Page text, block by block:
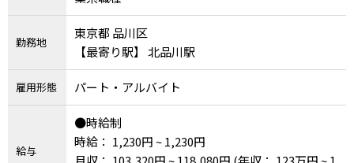
勤務地
東京都 品川区
【最寄り駅】 北品川駅
雇用形態 パート・アルバイト
給与
●時給制
時給： 1,230円 ~ 1,230円